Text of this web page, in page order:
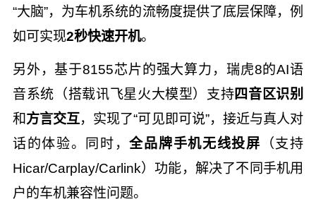
“大脑”，为车机系统的流畅度提供了底层保障，例
如可实现2秒快速开机。
另外，基于8155芯片的强大算力，瑞虎8的AI语
音系统（搭载讯飞星火大模型）支持四音区识别
和方言交互，实现了“可见即可说”，接近与真人对
话的体验。同时，全品牌手机无线投屏 （支持
Hicar/Carplay/Carlink）功能，解决了不同手机用
户的车机兼容性问题。